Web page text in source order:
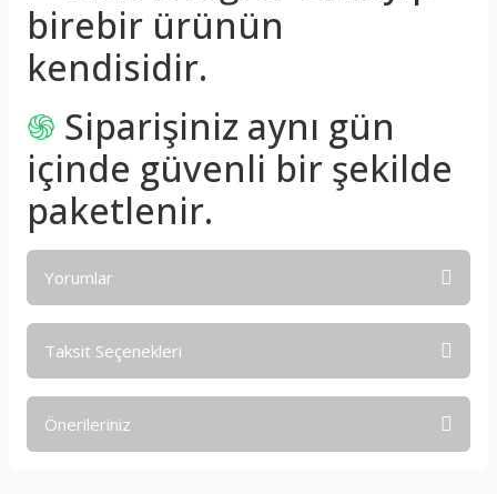
birebir ürünün
kendisidir.
֍ Siparişiniz aynı gün
içinde güvenli bir şekilde
paketlenir.
Yorumlar
Taksit Seçenekleri
Önerileriniz